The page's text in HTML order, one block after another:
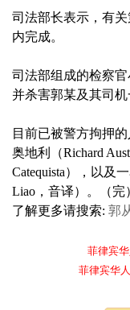
司法部长表示，有
内完成。
司法部组成的检察
并杀害郭某及其司机
目前已被警方拘押
奥地利（Richard
Catequista），以及
Liao，音译）。（完
了解更多请搜索: 郭
菲律宾
菲律宾华